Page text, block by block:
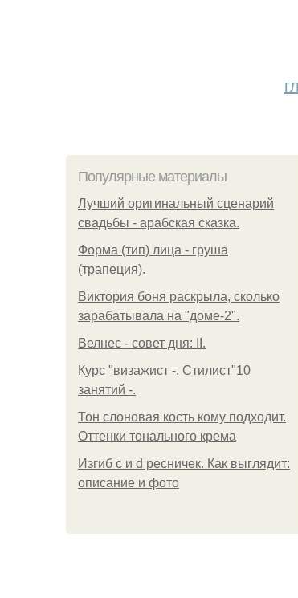
Популярные материалы
Лучший оригинальный сценарий
свадьбы - арабская сказка.
Форма (тип) лица - груша
(трапеция).
Виктория боня раскрыла, сколько
зарабатывала на "доме-2".
Велнес - совет дня: II.
Курс "визажист -. Стилист"10
занятий -.
Тон слоновая кость кому подходит.
Оттенки тонального крема
Изгиб c и d ресничек. Как выглядит:
описание и фото